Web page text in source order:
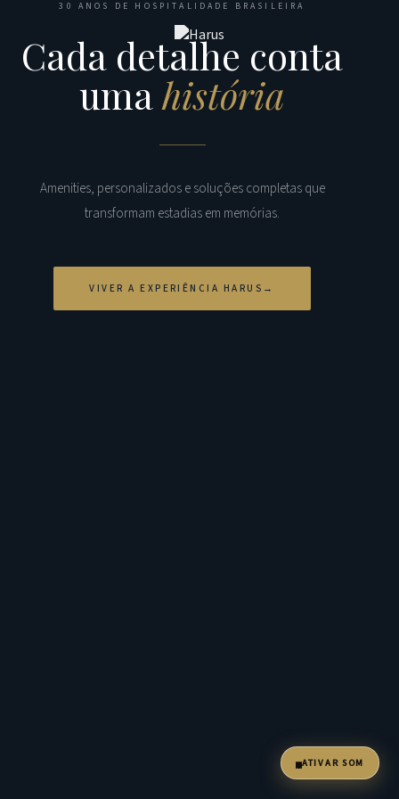
30 ANOS DE HOSPITALIDADE BRASILEIRA
Cada detalhe conta
umahistória
Amenities, personalizados e soluções completas que
transformam estadias em memórias.
VIVER A EXPERIÊNCIA HARUS
ATIVAR SOM